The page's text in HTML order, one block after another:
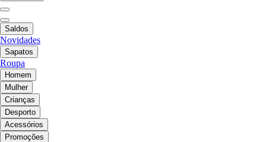
Saldos
Novidades
Sapatos
Roupa
Homem
Mulher
Crianças
Desporto
Acessórios
Promoções